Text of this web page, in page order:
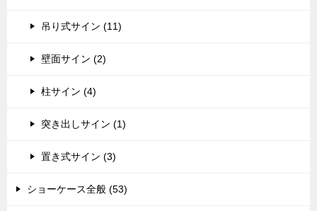
吊り式サイン (11)
壁面サイン (2)
柱サイン (4)
突き出しサイン (1)
置き式サイン (3)
ショーケース全般 (53)